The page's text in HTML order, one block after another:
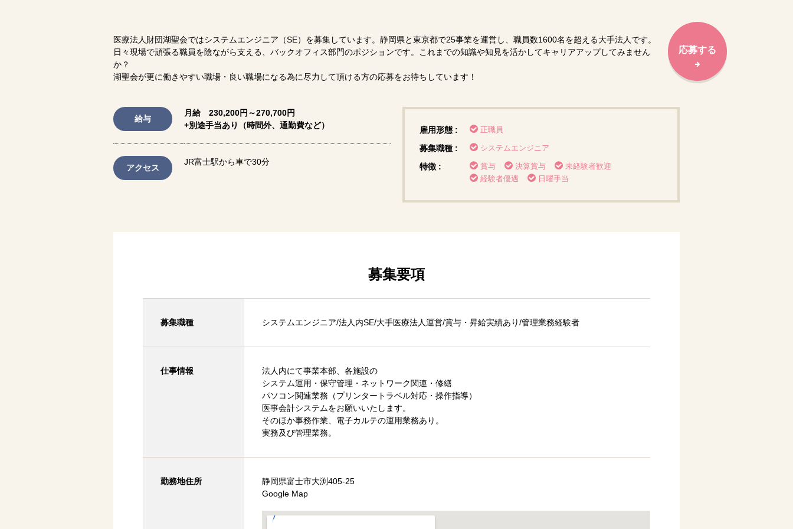
応募する
医療法人財団湖聖会ではシステムエンジニア（SE）を募集しています。静岡県と東京都で25事業を運営し、職員数1600名を超える大手法人です。
日々現場で頑張る職員を陰ながら支える、バックオフィス部門のポジションです。これまでの知識や知見を活かしてキャリアアップしてみません
か？
湖聖会が更に働きやすい職場・良い職場になる為に尽力して頂ける方の応募をお待ちしています！
給与
月給 230,200円～270,700円
+別途手当あり（時間外、通勤費など）
アクセス
JR富士駅から車で30分
雇用形態 : 正職員
募集職種 : システムエンジニア
特徴 : 賞与 決算賞与
未経験者歓迎
経験者優遇
日曜手当
募集要項
募集職種 システムエンジニア/法人内SE/大手医療法人運営/賞与・昇給実績あり/管理業務経験者
仕事情報
法人内にて事業本部、各施設の
システム運用・保守管理・ネットワーク関連・修繕
パソコン関連業務（プリンタートラベル対応・操作指導）
医事会計システムをお願いいたします。
そのほか事務作業、電子カルテの運用業務あり。
実務及び管理業務。
勤務地住所
静岡県富士市大渕405-25
Google Map